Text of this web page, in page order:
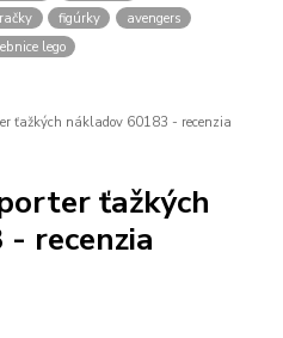
figúrky
avengers
lego
ťažkých nákladov 60183 - recenzia
ťažkých
recenzia